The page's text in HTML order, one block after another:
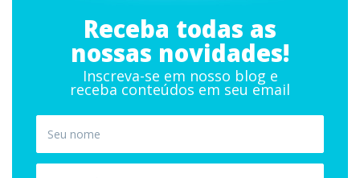
Receba todas as
nossas novidades!
Inscreva-se em nosso blog e
receba conteúdos em seu email